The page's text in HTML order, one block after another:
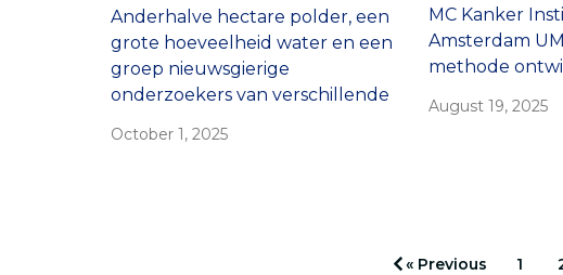
Anderhalve hectare polder, een
grote hoeveelheid water en een
groep nieuwsgierige
onderzoekers van verschillende
wetenschappelijke
October 1, 2025
MC Kanker
Amsterdam
methode
ernstig een
August 19, 2025
« Previous 1